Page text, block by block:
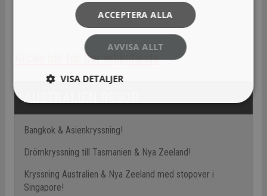
Klicka här för fler erbjudande
AUSTRALIEN RESOR
Bangkok & Asienkryssning!
Drömkryssning till Tasmanien & Nya Zeeland!
Kryssning Australien & Nya Zeeland med stopover i
Singapore!
ACCEPTERA ALLA
AVVISA ALLT
VISA DETALJER